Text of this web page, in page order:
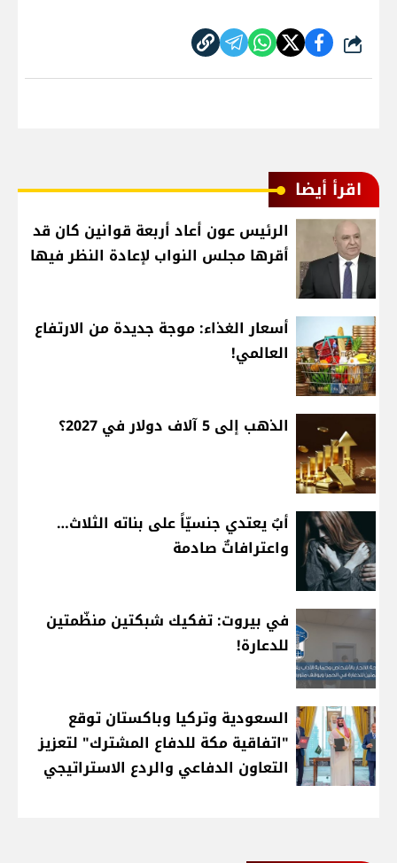
شارك
اقرأ أيضا
الرئيس عون أعاد أربعة قوانين كان قد
أقرها مجلس النواب لإعادة النظر فيها
أسعار الغذاء: موجة جديدة من الارتفاع
العالمي!
الذهب إلى 5 آلاف دولار في 2027؟
أبٌ يعتدي جنسيّاً على بناته الثلاث…
واعترافاتٌ صادمة
في بيروت: تفكيك شبكتين منظّمتين
للدعارة!
السعودية وتركيا وباكستان توقع
"اتفاقية مكة للدفاع المشترك" لتعزيز
التعاون الدفاعي والردع الاستراتيجي